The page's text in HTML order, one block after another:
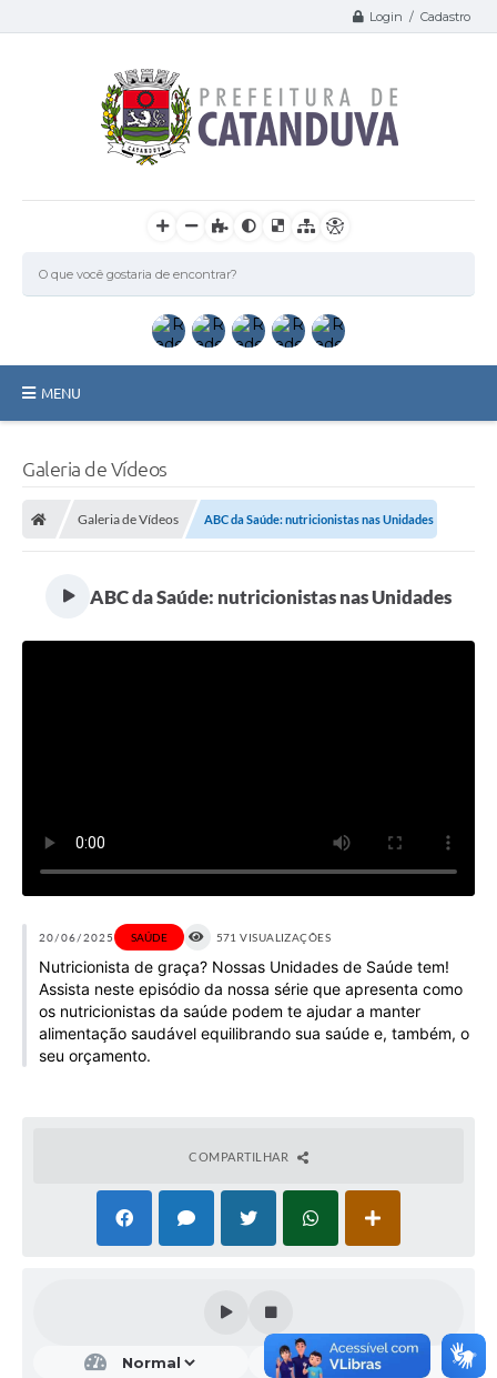
Login / Cadastro
MENU
Arquivos para Download
Notícias
Obras
Galeria de Vídeos
Projetos
Galeria de Vídeos
Galeria de Vídeos ABC da Saúde: nutricionistas nas Unidades
ABC da Saúde: nutricionistas nas Unidades
20/06/2025 SAÚDE 571 VISUALIZAÇÕES
Nutricionista de graça? Nossas Unidades de Saúde tem!
Assista neste episódio da nossa série que apresenta como
os nutricionistas da saúde podem te ajudar a manter
alimentação saudável equilibrando sua saúde e, também, o
seu orçamento.
COMPARTILHAR